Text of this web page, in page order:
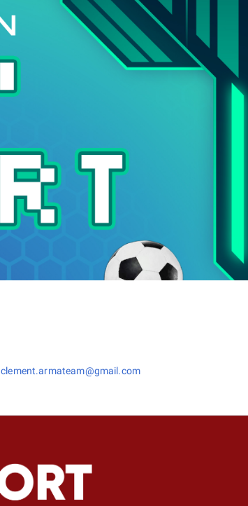
clement.armateam@gmail.com